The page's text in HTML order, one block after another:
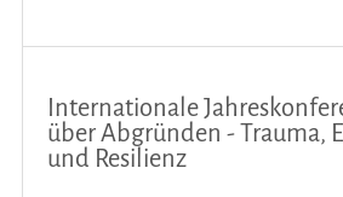
Internationale
über Abgründen - Trauma,
und Resilienz